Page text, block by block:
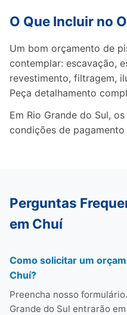
O Que Incluir no
Um bom orçamento de
contemplar: escavação,
revestimento, filtragem,
Peça detalhamento
Em Rio Grande do Sul,
condições de
Perguntas
em Chuí
Como solicitar um
Chuí?
Preencha nosso
Grande do Sul entrarão